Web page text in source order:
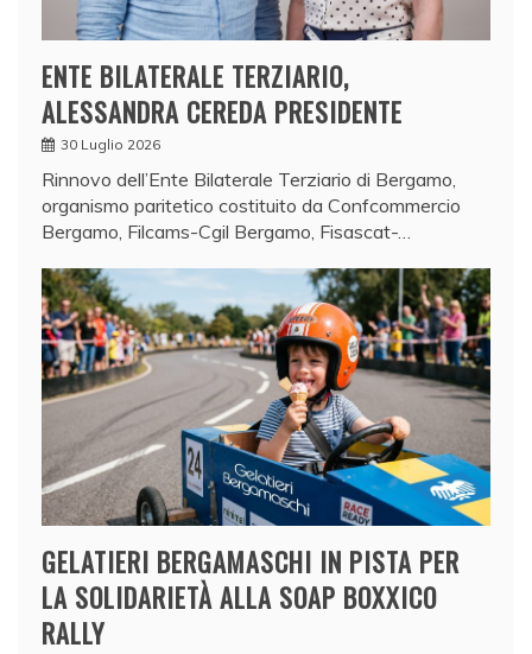
ENTE BILATERALE TERZIARIO,
ALESSANDRA CEREDA PRESIDENTE
30 Luglio 2026
Rinnovo dell’Ente Bilaterale Terziario di Bergamo,
organismo paritetico costituito da Confcommercio
Bergamo, Filcams-Cgil Bergamo, Fisascat-…
GELATIERI BERGAMASCHI IN PISTA PER
LA SOLIDARIETÀ ALLA SOAP BOXXICO
RALLY